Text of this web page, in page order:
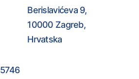
Berislavićeva 9,
10000 Zagreb,
Hrvatska